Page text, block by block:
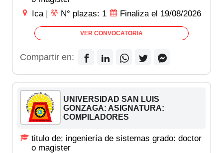
Ica | N° plazas: 1 Finaliza el 19/08/2026
VER CONVOCATORIA
Compartir en:
UNIVERSIDAD SAN LUIS
GONZAGA: ASIGNATURA:
COMPILADORES
titulo de; ingeniería de sistemas grado: doctor
o magister